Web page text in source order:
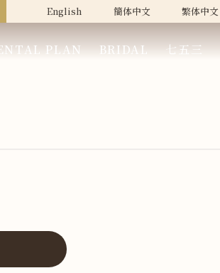
PLAN BRIDAL 七五三
English 簡体中文 繁体中文